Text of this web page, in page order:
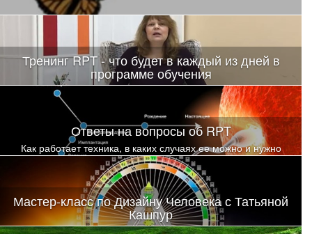
Тренинг RPT - что будет в каждый из дней в
программе обучения
Ответы на вопросы об RPT
Как работает техника, в каких случаях ее можно и нужно
использовать, в каких ситуациях она работает лучше всего,
можно ли работать ею с самим собой...
Мастер-класс по Дизайну Человека с Татьяной
Кашпур